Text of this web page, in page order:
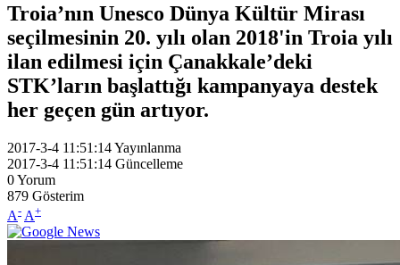
Troia’nın Unesco Dünya Kültür Mirası
seçilmesinin 20. yılı olan 2018'in Troia yılı
ilan edilmesi için Çanakkale’deki
STK’ların başlattığı kampanyaya destek
her geçen gün artıyor.
2017-3-4 11:51:14Yayınlanma
2017-3-4 11:51:14 Güncelleme
0Yorum
879 Gösterim
A- A+